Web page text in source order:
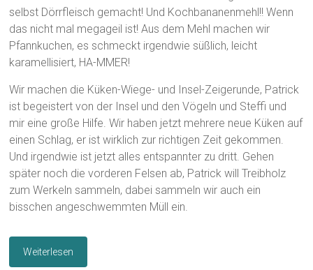
selbst Dörrfleisch gemacht! Und Kochbananenmehl!! Wenn
das nicht mal megageil ist! Aus dem Mehl machen wir
Pfannkuchen, es schmeckt irgendwie süßlich, leicht
karamellisiert, HA-MMER!
Wir machen die Küken-Wiege- und Insel-Zeigerunde, Patrick
ist begeistert von der Insel und den Vögeln und Steffi und
mir eine große Hilfe. Wir haben jetzt mehrere neue Küken auf
einen Schlag, er ist wirklich zur richtigen Zeit gekommen.
Und irgendwie ist jetzt alles entspannter zu dritt. Gehen
später noch die vorderen Felsen ab, Patrick will Treibholz
zum Werkeln sammeln, dabei sammeln wir auch ein
bisschen angeschwemmten Müll ein.
Weiterlesen